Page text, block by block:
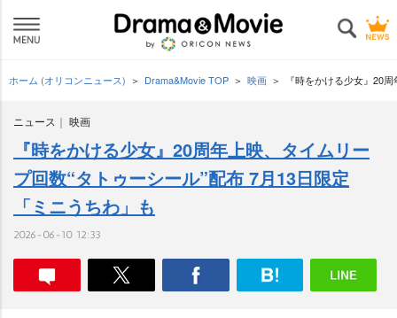
ホーム (オリコンニュース) Drama&Movie TOP 映画 『時をかける少女』20
ニュース 映画
『時をかける少女』20周年上映、タイムリー
プ回数“タトゥーシール”配布 7月13日限定
「ミニうちわ」も
2026-06-10 12:33